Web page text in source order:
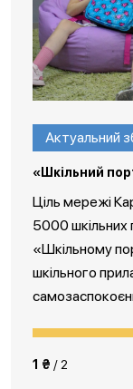
Актуальний
«Шкільний
Ціль мережі
5000 шкільних
«Шкільному
шкільного
1 ₴ / 2